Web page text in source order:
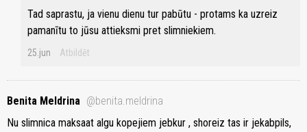
Tad saprastu, ja vienu dienu tur pabūtu - protams ka uzreiz
pamanītu to jūsu attieksmi pret slimniekiem.
25.jun Atbildēt
Benita Meldrina @benita.meldrina
Nu slimnica maksaat algu kopejiem jebkur , shoreiz tas ir jekabpils,